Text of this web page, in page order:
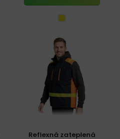
Reflexná zateplená